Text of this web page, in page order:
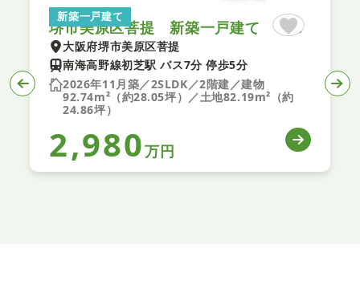
新築一戸建て
堺市美原区菩提 新築一戸建て ２期 全１区画
大阪府堺市美原区菩提
南海高野線初芝駅 バス7分 停歩5分
2026年11月築／2SLDK／2階建／建物
92.74m²（約28.05坪）／土地82.19m²（約
24.86坪）
2,980万円